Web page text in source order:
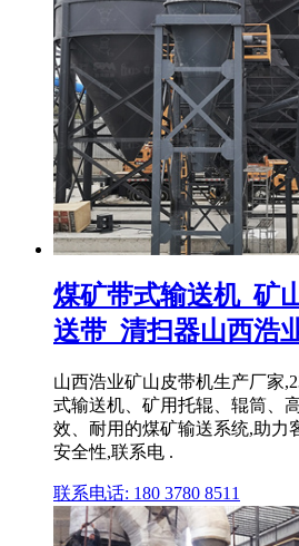
煤矿带式输送机_矿
送带_清扫器山西浩
山西浩业矿山皮带机生产厂家
式输送机、矿用托辊、辊筒、
效、耐用的煤矿输送系统,助力
安全性,联系电 .
联系电话: 180 3780 8511